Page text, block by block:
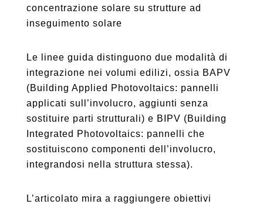
concentrazione solare su strutture ad
inseguimento solare
Le linee guida distinguono due modalità di
integrazione nei volumi edilizi, ossia BAPV
(Building Applied Photovoltaics: pannelli
applicati sull’involucro, aggiunti senza
sostituire parti strutturali) e BIPV (Building
Integrated Photovoltaics: pannelli che
sostituiscono componenti dell’involucro,
integrandosi nella struttura stessa).
L’articolato mira a raggiungere obiettivi